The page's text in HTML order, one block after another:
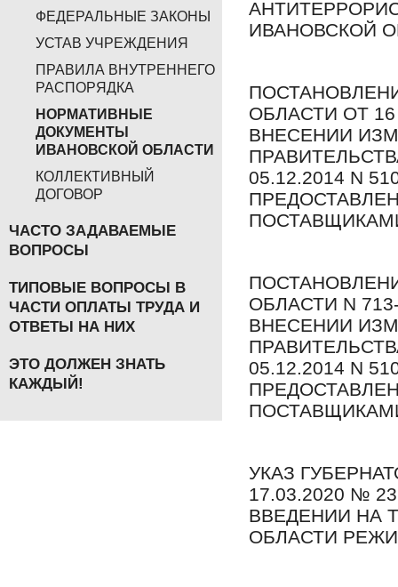
ФЕДЕРАЛЬНЫЕ ЗАКОНЫ
УСТАВ УЧРЕЖДЕНИЯ
ПРАВИЛА ВНУТРЕННЕГО
РАСПОРЯДКА
НОРМАТИВНЫЕ
ДОКУМЕНТЫ
ИВАНОВСКОЙ ОБЛАСТИ
КОЛЛЕКТИВНЫЙ
ДОГОВОР
ЧАСТО ЗАДАВАЕМЫЕ
ВОПРОСЫ
ТИПОВЫЕ ВОПРОСЫ В
ЧАСТИ ОПЛАТЫ ТРУДА И
ОТВЕТЫ НА НИХ
ЭТО ДОЛЖЕН ЗНАТЬ
КАЖДЫЙ!
ИВАНОВСКОЙ
ОБЛАСТИ ОТ 16
ВНЕСЕНИИ
05.12.2014 N
ОБЛАСТИ N
ВНЕСЕНИИ
05.12.2014 N
УКАЗ
17.03.2020 №
ВВЕДЕНИИ НА
ОБЛАСТИ